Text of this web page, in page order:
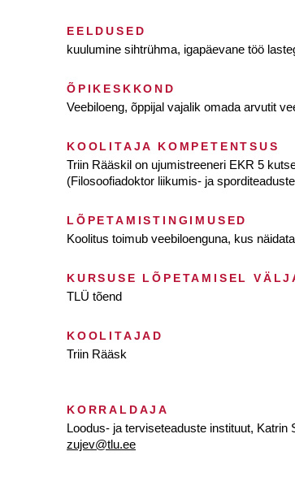
EELDUSED
kuulumine sihtrühma, igapäevane töö
ÕPIKESKKOND
Veebiloeng, õppijal vajalik omada arvutit
KOOLITAJA KOMPETENTSUS
Triin Rääskil on ujumistreeneri EKR 5
(Filosoofiadoktor liikumis- ja
LÕPETAMISTINGIMUSED
Koolitus toimub veebiloenguna, kus
KURSUSE LÕPETAMISEL
TLÜ tõend
KOOLITAJAD
Triin Rääsk
KORRALDAJA
Loodus- ja terviseteaduste instituut, Katrin
zujev@tlu.ee